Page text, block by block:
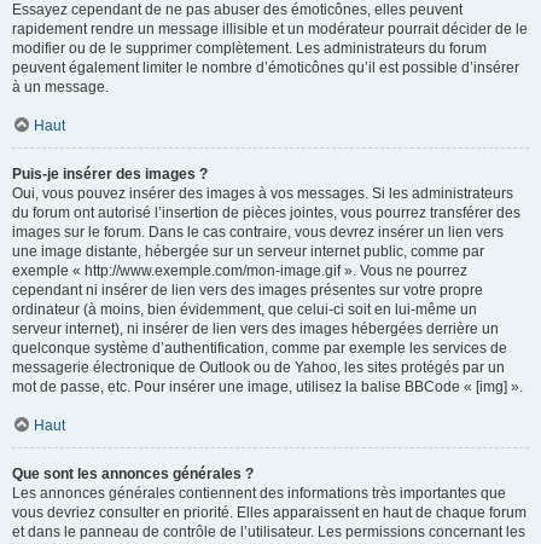
Essayez cependant de ne pas abuser des émoticônes, elles peuvent
rapidement rendre un message illisible et un modérateur pourrait décider de le
modifier ou de le supprimer complètement. Les administrateurs du forum
peuvent également limiter le nombre d’émoticônes qu’il est possible d’insérer
à un message.
Haut
Puis-je insérer des images ?
Oui, vous pouvez insérer des images à vos messages. Si les administrateurs
du forum ont autorisé l’insertion de pièces jointes, vous pourrez transférer des
images sur le forum. Dans le cas contraire, vous devrez insérer un lien vers
une image distante, hébergée sur un serveur internet public, comme par
exemple « http://www.exemple.com/mon-image.gif ». Vous ne pourrez
cependant ni insérer de lien vers des images présentes sur votre propre
ordinateur (à moins, bien évidemment, que celui-ci soit en lui-même un
serveur internet), ni insérer de lien vers des images hébergées derrière un
quelconque système d’authentification, comme par exemple les services de
messagerie électronique de Outlook ou de Yahoo, les sites protégés par un
mot de passe, etc. Pour insérer une image, utilisez la balise BBCode « [img] ».
Haut
Que sont les annonces générales ?
Les annonces générales contiennent des informations très importantes que
vous devriez consulter en priorité. Elles apparaissent en haut de chaque forum
et dans le panneau de contrôle de l’utilisateur. Les permissions concernant les